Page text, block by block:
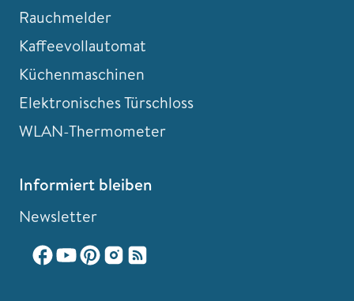
Rauchmelder
Kaffeevollautomat
Küchenmaschinen
Elektronisches Türschloss
WLAN-Thermometer
Informiert bleiben
Newsletter